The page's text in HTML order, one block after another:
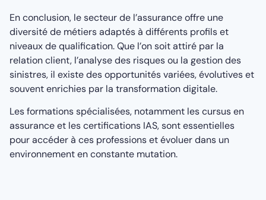
En conclusion, le secteur de l’assurance offre une
diversité de métiers adaptés à différents profils et
niveaux de qualification. Que l’on soit attiré par la
relation client, l’analyse des risques ou la gestion des
sinistres, il existe des opportunités variées, évolutives et
souvent enrichies par la transformation digitale.
Les formations spécialisées, notamment les cursus en
assurance et les certifications IAS, sont essentielles
pour accéder à ces professions et évoluer dans un
environnement en constante mutation.